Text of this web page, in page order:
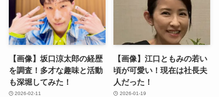
【画像】坂口涼太郎の経歴
を調査！多才な趣味と活動
も深堀してみた！
2026-02-11
【画像】江口ともみの若い
頃が可愛い！現在は社長夫
人だった！
2026-01-19